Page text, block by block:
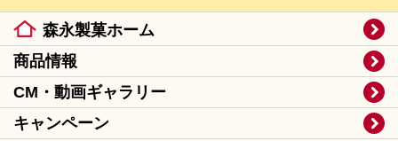
森永製菓ホーム
商品情報
CM・動画ギャラリー
キャンペーン